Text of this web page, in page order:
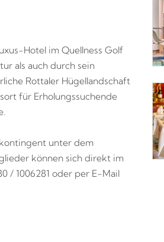
Hotel im Quellness Golf
als auch durch sein
Rottaler Hügellandschaft
für Erholungssuchende
unter dem
können sich direkt im
/ 1006281 oder per E-Mail